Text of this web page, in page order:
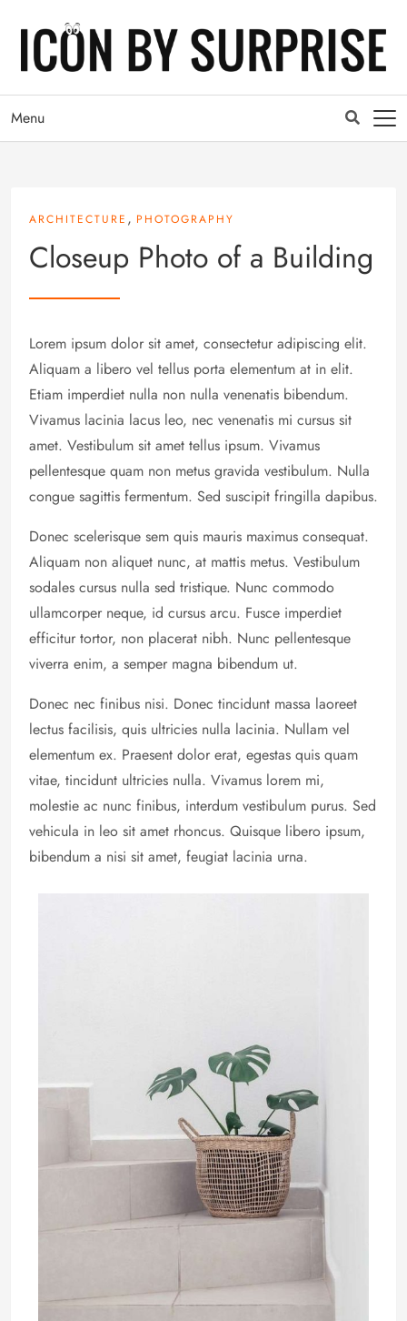
Menu
ARCHITECTURE , PHOTOGRAPHY
Closeup Photo of a Building
Lorem ipsum dolor sit amet, consectetur adipiscing elit.
Aliquam a libero vel tellus porta elementum at in elit.
Etiam imperdiet nulla non nulla venenatis bibendum.
Vivamus lacinia lacus leo, nec venenatis mi cursus sit
amet. Vestibulum sit amet tellus ipsum. Vivamus
pellentesque quam non metus gravida vestibulum. Nulla
congue sagittis fermentum. Sed suscipit fringilla dapibus.
Donec scelerisque sem quis mauris maximus consequat.
Aliquam non aliquet nunc, at mattis metus. Vestibulum
sodales cursus nulla sed tristique. Nunc commodo
ullamcorper neque, id cursus arcu. Fusce imperdiet
efficitur tortor, non placerat nibh. Nunc pellentesque
viverra enim, a semper magna bibendum ut.
Donec nec finibus nisi. Donec tincidunt massa laoreet
lectus facilisis, quis ultricies nulla lacinia. Nullam vel
elementum ex. Praesent dolor erat, egestas quis quam
vitae, tincidunt ultricies nulla. Vivamus lorem mi,
molestie ac nunc finibus, interdum vestibulum purus. Sed
vehicula in leo sit amet rhoncus. Quisque libero ipsum,
bibendum a nisi sit amet, feugiat lacinia urna.